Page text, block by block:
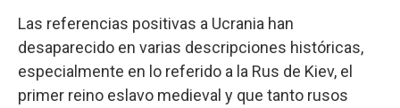
Las referencias positivas a Ucrania han
desaparecido en varias descripciones históricas,
especialmente en lo referido a la Rus de Kiev, el
primer reino eslavo medieval y que tanto rusos